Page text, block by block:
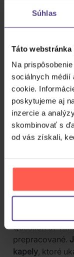
Súhlas
Táto
Na
sociálnych médií
cookie.
poskytujeme aj
inzercie a
skombinovať s
od vás získali,
DEPECHE
REWARD
Vinyl
Skladom
5. BLACK
Mnohí
za
Mode. Kapela
ponorila sa do
ladenej
Question of
prepracované.
kapely, ktoré